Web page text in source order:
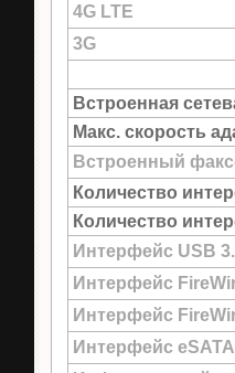
4G LTE
3G
Встроенная
Макс. скорость
Встроенный
Количество
Количество
Интерфейс USB
Интерфейс
Интерфейс
Интерфейс eSATA